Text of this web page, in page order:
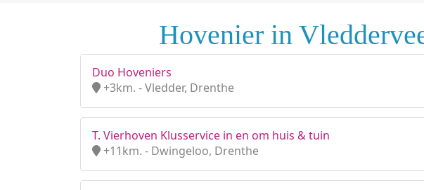
Hovenier in
Duo Hoveniers
+3km. - Vledder, Drenthe
T. Vierhoven Klusservice in en om huis & tuin
+11km. - Dwingeloo, Drenthe